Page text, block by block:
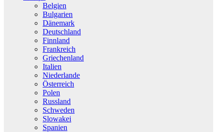
Belgien
Bulgarien
Dänemark
Deutschland
Finnland
Frankreich
Griechenland
Italien
Niederlande
Österreich
Polen
Russland
Schweden
Slowakei
Spanien